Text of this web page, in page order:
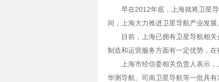
早在2012年底，上海就将卫星
间，上海大力推进卫星导航产业发展
目前，上海已拥有卫星导航相
制造和运营服务方面有一定优势，
上海市经信委相关负责人表示
华测导航、司南卫星导航等一批具